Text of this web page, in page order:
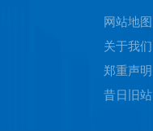
网站地图
关于我们
郑重声明
昔日旧站